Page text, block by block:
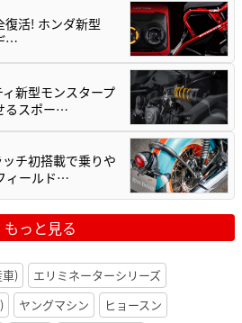
復活! ホンダ新型
…
新型モンスタープ
るスポー…
チ初搭載で乗りや
ィールド…
もっと見る
)
エリミネーターシリーズ
ヤングマシン
ヒョースン